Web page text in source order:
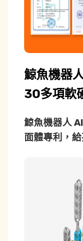
鯨魚機器
30多項軟
鯨魚機器人
面體專利，